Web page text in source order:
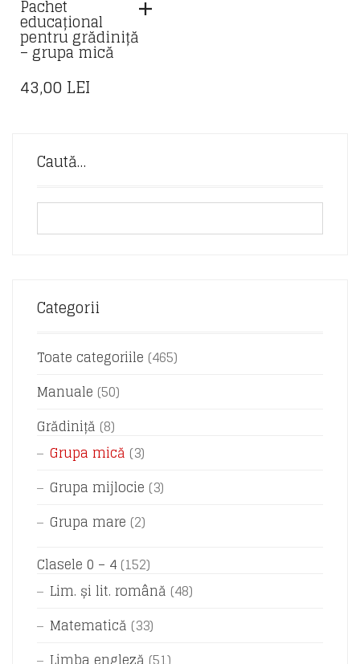
Pachet
educațional
pentru grădiniță
– grupa mică
43,00 LEI
Caută…
Categorii
Toate categoriile (465)
Manuale (50)
Grădiniță (8)
Grupa mică (3)
Grupa mijlocie (3)
Grupa mare (2)
Clasele 0 – 4 (152)
Lim. și lit. română (48)
Matematică (33)